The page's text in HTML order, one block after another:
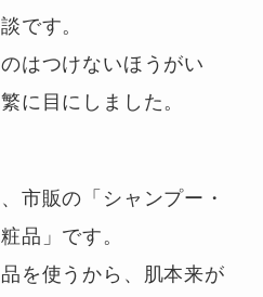
です。
はつけないほうがい
に目にしました。
市販の「シャンプー・
品」です。
を使うから、肌本来が